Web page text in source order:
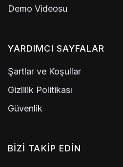
Demo Videosu
YARDIMCI SAYFALAR
Şartlar ve Koşullar
Gizlilik Politikası
Güvenlik
BIZI TAKIP EDIN